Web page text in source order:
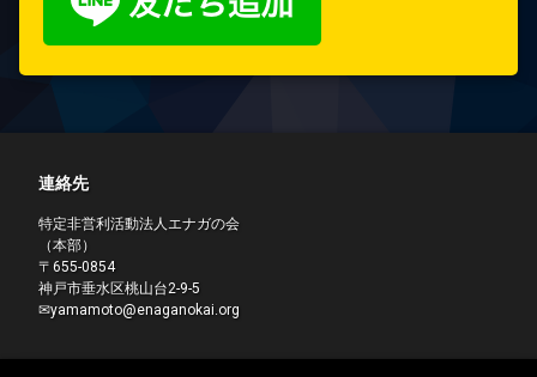
連絡先
特定非営利活動法人エナガの会
（本部）
〒655-0854
神戸市垂水区桃山台2-9-5
✉yamamoto@enaganokai.org